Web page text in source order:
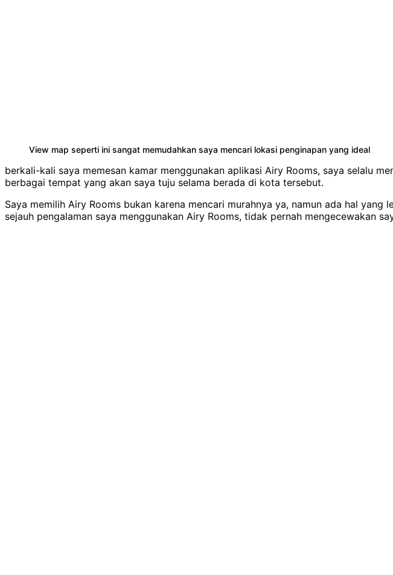
View map seperti ini sangat memudahkan saya mencari lokasi penginapan yang ideal
berkali-kali saya memesan kamar menggunakan aplikasi Airy Rooms, saya selalu
berbagai tempat yang akan saya tuju selama berada di kota tersebut.
Saya memilih Airy Rooms bukan karena mencari murahnya ya, namun ada hal
sejauh pengalaman saya menggunakan Airy Rooms, tidak pernah mengecewakan